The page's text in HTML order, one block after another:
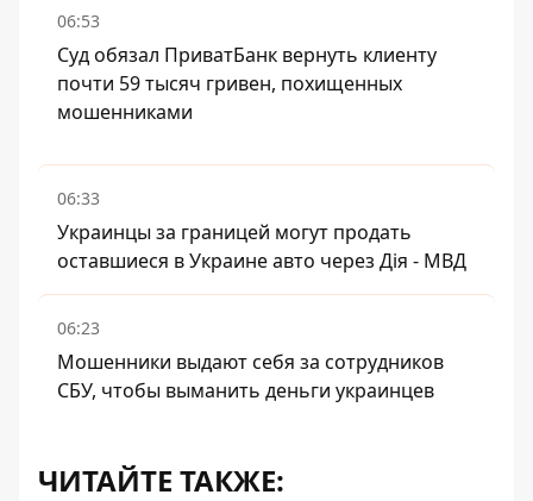
06:53
Суд обязал ПриватБанк вернуть клиенту
почти 59 тысяч гривен, похищенных
мошенниками
06:33
Украинцы за границей могут продать
оставшиеся в Украине авто через Дія - МВД
06:23
Мошенники выдают себя за сотрудников
СБУ, чтобы выманить деньги украинцев
ЧИТАЙТЕ ТАКЖЕ: